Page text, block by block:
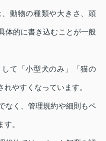
動物の種類や大きさ、頭
体的に書き込むことが一般
て「小型犬のみ」「猫の
やすくなっています。
なく、管理規約や細則もペ
。